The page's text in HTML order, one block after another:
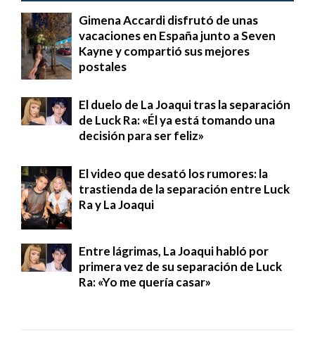
Gimena Accardi disfrutó de unas
vacaciones en España junto a Seven
Kayne y compartió sus mejores
postales
El duelo de La Joaqui tras la separación
de Luck Ra: «Él ya está tomando una
decisión para ser feliz»
El video que desató los rumores: la
trastienda de la separación entre Luck
Ra y La Joaqui
Entre lágrimas, La Joaqui habló por
primera vez de su separación de Luck
Ra: «Yo me quería casar»